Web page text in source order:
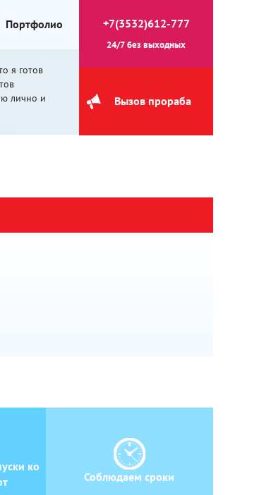
Портфолио
я готов
лично и
+7(3532)612-777
24/7 без выходных
Вызов прораба
ко
Соблюдаем сроки